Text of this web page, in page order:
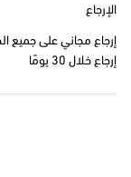
الإرجاع
إرجاع مجاني على جميع
إرجاع خلال 30 يومًا